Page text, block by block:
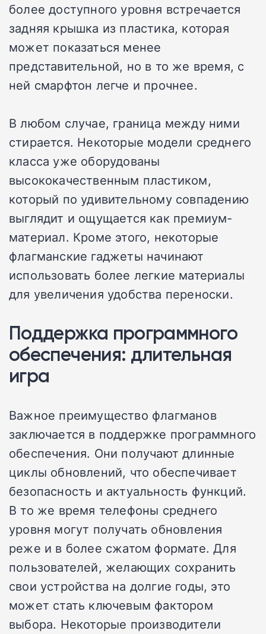
более доступного уровня встречается
задняя крышка из пластика, которая
может показаться менее
представительной, но в то же время, с
ней смарфтон легче и прочнее.
В любом случае, граница между ними
стирается. Некоторые модели среднего
класса уже оборудованы
высококачественным пластиком,
который по удивительному совпадению
выглядит и ощущается как премиум-
материал. Кроме этого, некоторые
флагманские гаджеты начинают
использовать более легкие материалы
для увеличения удобства переноски.
Поддержка программного
обеспечения: длительная
игра
Важное преимущество флагманов
заключается в поддержке программного
обеспечения. Они получают длинные
циклы обновлений, что обеспечивает
безопасность и актуальность функций.
В то же время телефоны среднего
уровня могут получать обновления
реже и в более сжатом формате. Для
пользователей, желающих сохранить
свои устройства на долгие годы, это
может стать ключевым фактором
выбора. Некоторые производители